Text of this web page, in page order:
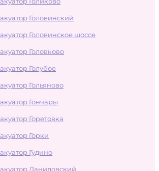
Головинский
Головинское шоссе
Головково
Голубое
Гольяново
Гончары
Горетовка
Горки
Гудино
Даниловский